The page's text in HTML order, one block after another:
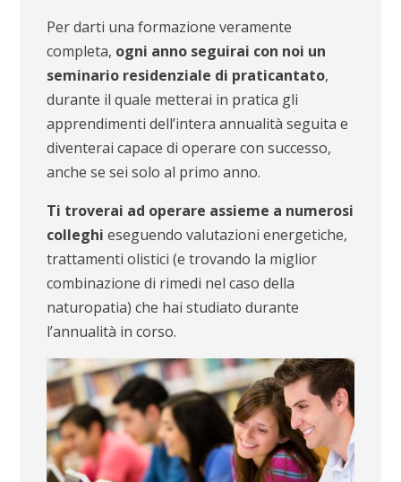
Per darti una formazione veramente
completa, ogni anno seguirai con noi un
seminario residenziale di praticantato,
durante il quale metterai in pratica gli
apprendimenti dell’intera annualità seguita e
diventerai capace di operare con successo,
anche se sei solo al primo anno.
Ti troverai ad operare assieme a numerosi
colleghieseguendo valutazioni energetiche,
trattamenti olistici (e trovando la miglior
combinazione di rimedi nel caso della
naturopatia) che hai studiato durante
l’annualità in corso.